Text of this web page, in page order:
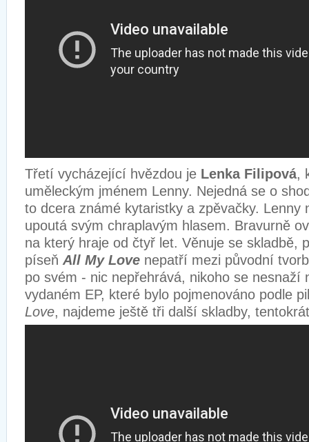
Třetí vycházející hvězdou je Lenka Filipová,
uměleckým jménem Lenny. Nejedná se o
to dcera známé kytaristky a zpěvačky. Lenny
upoutá svým chraplavým hlasem. Bravurně
na který hraje od čtyř let. Věnuje se skladbě,
píseň All My Love nepatří mezi původní
po svém - nic nepřehrává, nikoho se nesnaží
vydaném EP, které bylo pojmenováno podle
Love, najdeme ještě tři další skladby,